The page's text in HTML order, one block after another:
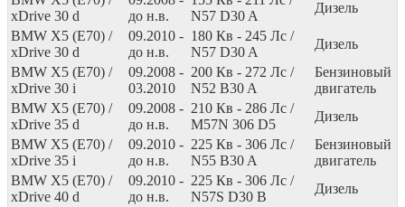
xDrive 30 d
до н.в.
N57 D30 A
Дизель
BMW X5 (E70) /
xDrive 30 d
09.2010 -
до н.в.
180 Кв - 245 Лс /
N57 D30 A
Дизель
BMW X5 (E70) /
xDrive 30 i
09.2008 -
03.2010
200 Кв - 272 Лс /
N52 B30 A
Бензиновый
двигатель
BMW X5 (E70) /
xDrive 35 d
09.2008 -
до н.в.
210 Кв - 286 Лс /
M57N 306 D5
Дизель
BMW X5 (E70) /
xDrive 35 i
09.2010 -
до н.в.
225 Кв - 306 Лс /
N55 B30 A
Бензиновый
двигатель
BMW X5 (E70) /
xDrive 40 d
09.2010 -
до н.в.
225 Кв - 306 Лс /
N57S D30 B
Дизель